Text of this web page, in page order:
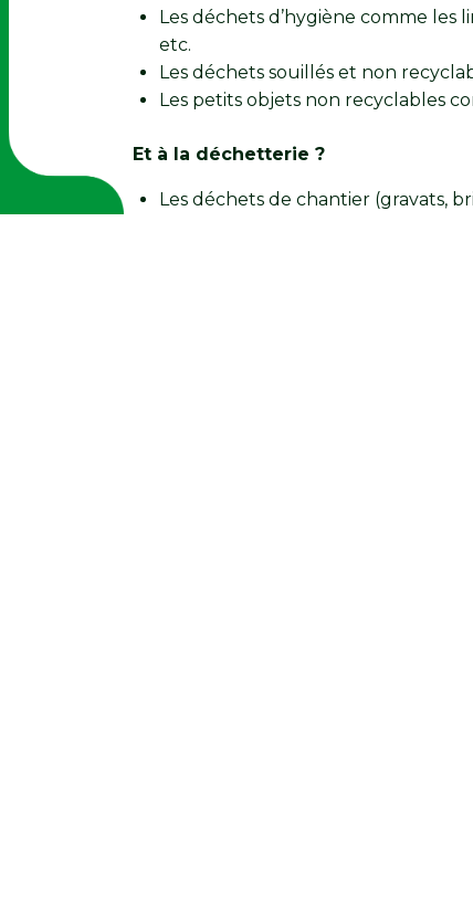
Les déchets d’hygiène comme les
etc.
Les déchets souillés et non
Les petits objets non recyclables
Et à la déchetterie ?
Les déchets de chantier (gravats,